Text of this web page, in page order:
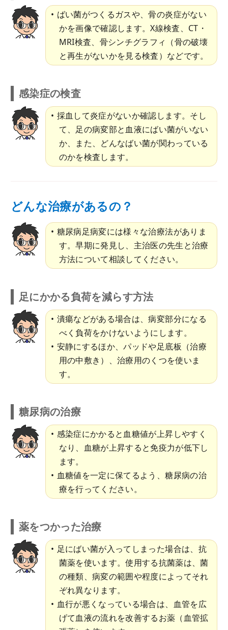
ばい菌がつくるガスや、骨の炎症がない
かを画像で確認します。X線検査、CT・
MRI検査、骨シンチグラフィ（骨の破壊
と再生がないかを見る検査）などです。
感染症の検査
採血して炎症がないか確認します。そし
て、足の病変部と血液にばい菌がいない
か、また、どんなばい菌が関わっている
のかを検査します。
どんな治療があるの？
糖尿病足病変には様々な治療法がありま
す。早期に発見し、主治医の先生と治療
方法について相談してください。
足にかかる負荷を減らす方法
潰瘍などがある場合は、病変部分になる
べく負荷をかけないようにします。
安静にするほか、パッドや足底板（治療
用の中敷き）、治療用のくつを使いま
す。
糖尿病の治療
感染症にかかると血糖値が上昇しやすく
なり、血糖が上昇すると免疫力が低下し
ます。
血糖値を一定に保てるよう、糖尿病の治
療を行ってください。
薬をつかった治療
足にばい菌が入ってしまった場合は、抗
菌薬を使います。使用する抗菌薬は、菌
の種類、病変の範囲や程度によってそれ
ぞれ異なります。
血行が悪くなっている場合は、血管を広
げて血液の流れを改善するお薬（血管拡